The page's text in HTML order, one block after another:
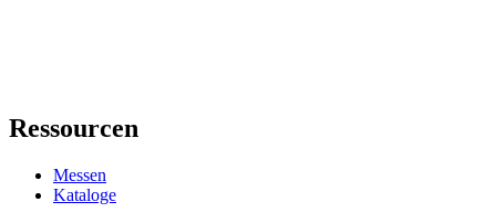
Ressourcen
Messen
Kataloge